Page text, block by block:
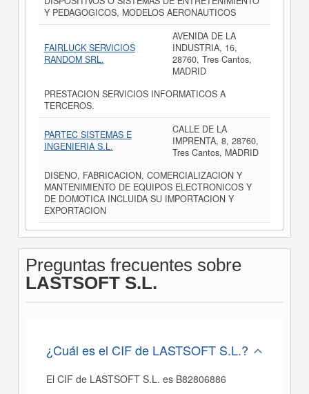
Y PEDAGOGICOS, MODELOS AERONAUTICOS
FAIRLUCK SERVICIOS
RANDOM SRL.
AVENIDA DE LA
INDUSTRIA, 16,
28760, Tres Cantos,
MADRID
PRESTACION SERVICIOS INFORMATICOS A
TERCEROS.
PARTEC SISTEMAS E
INGENIERIA S.L.
CALLE DE LA
IMPRENTA, 8, 28760,
Tres Cantos, MADRID
DISENO, FABRICACION, COMERCIALIZACION Y
MANTENIMIENTO DE EQUIPOS ELECTRONICOS Y
DE DOMOTICA INCLUIDA SU IMPORTACION Y
EXPORTACION
Preguntas frecuentes sobre
LASTSOFT S.L.
¿Cuál es el CIF de LASTSOFT S.L.?
El CIF de LASTSOFT S.L. es B82806886